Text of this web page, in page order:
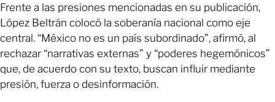
Frente a las presiones mencionadas en su publicación,
López Beltrán colocó la soberanía nacional como eje
central. “México no es un país subordinado”, afirmó, al
rechazar “narrativas externas” y “poderes hegemónicos”
que, de acuerdo con su texto, buscan influir mediante
presión, fuerza o desinformación.